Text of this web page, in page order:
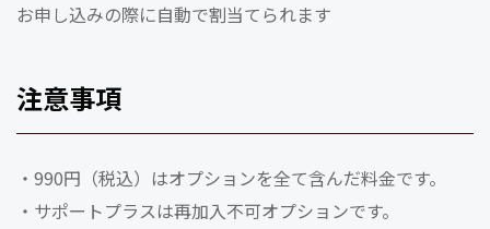
お申し込みの際に自動で割当てられます
注意事項
・990円（税込）はオプションを全て含んだ料金です。
・サポートプラスは再加入不可オプションです。